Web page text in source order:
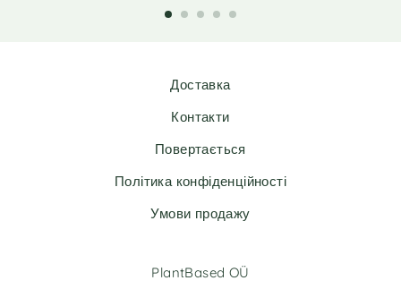
t
a
v
:
Доставка
Контакти
Повертається
Політика конфіденційності
Умови продажу
PlantBased OÜ